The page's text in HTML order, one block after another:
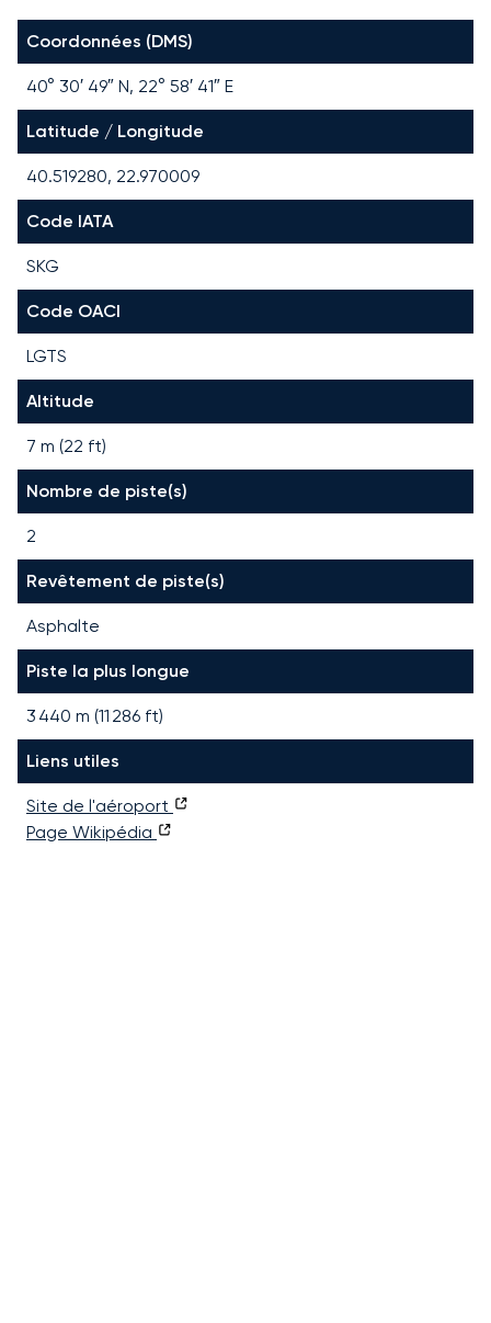
Coordonnées (DMS)
40° 30′ 49″ N, 22° 58′ 41″ E
Latitude / Longitude
40.519280, 22.970009
Code IATA
SKG
Code OACI
LGTS
Altitude
7 m (22 ft)
Nombre de piste(s)
2
Revêtement de piste(s)
Asphalte
Piste la plus longue
3 440 m (11 286 ft)
Liens utiles
Site de l'aéroport
Page Wikipédia